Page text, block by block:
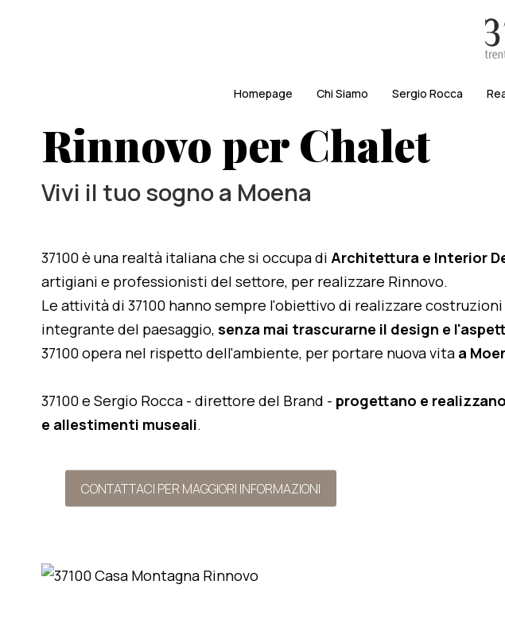
Homepage Chi Siamo Sergio Rocca
Rinnovo per Chalet
Vivi il tuo sogno a Moena
37100 è una realtà italiana che si occupa di Architettura e Interior
artigiani e professionisti del settore, per realizzare Rinnovo.
Le attività di 37100 hanno sempre l'obiettivo di realizzare
integrante del paesaggio, senza mai trascurarne il design e
37100 opera nel rispetto dell'ambiente, per portare nuova vita a
37100 e Sergio Rocca - direttore del Brand - progettano e
e allestimenti museali.
CONTATTACI PER MAGGIORI INFORMAZIONI